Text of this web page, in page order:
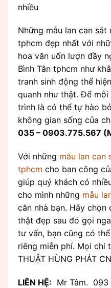
nhiều
Những mẫu lan can sắt
tphcm đẹp nhất với
hoa văn uốn lượn đầy
Bình Tân tphcm như
tranh sinh động thể
quanh như thật. Để
trình là có thể tự hào
không gian sống của
035 – 0903.775.567
Với những mẫu lan can
tphcm cho ban công
giúp quý khách có
cho mình những mẫu
căn nhà bạn. Hãy chọn
thật đẹp sau đó gọi
tư vấn, bạn cũng có
riêng miễn phí. Mọi chi
THUẬT HÙNG PHÁT
LIÊN HỆ: Mr Tâm. 093